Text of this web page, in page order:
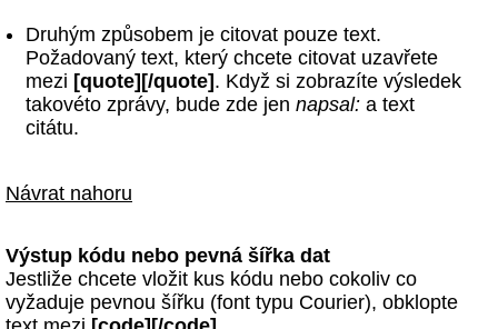
Druhým způsobem je citovat pouze text.
Požadovaný text, který chcete citovat uzavřete
mezi [quote][/quote]. Když si zobrazíte výsledek
takovéto zprávy, bude zde jen napsal:a text
citátu.
Návrat nahoru
Výstup kódu nebo pevná šířka dat
Jestliže chcete vložit kus kódu nebo cokoliv co
vyžaduje pevnou šířku (font typu Courier), obklopte